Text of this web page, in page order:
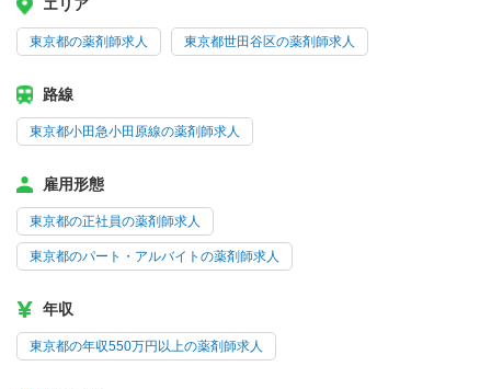
エリア
東京都の薬剤師求人 東京都世田谷区の薬剤師求人
路線
東京都小田急小田原線の薬剤師求人
雇用形態
東京都の正社員の薬剤師求人
東京都のパート・アルバイトの薬剤師求人
年収
東京都の年収550万円以上の薬剤師求人